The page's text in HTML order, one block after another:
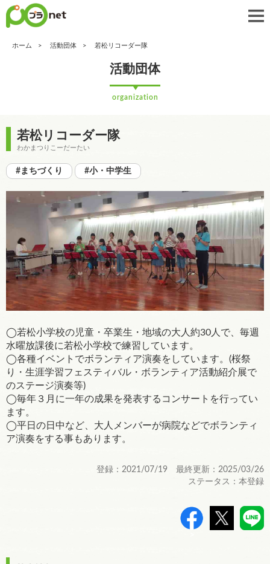
ホーム 活動団体 若松リコーダー隊
活動団体
organization
若松リコーダー隊
わかまつりこーだーたい
#まちづくり #小・中学生
◯若松小学校の児童・卒業生・地域の大人約30人で、毎週
水曜放課後に若松小学校で練習しています。
◯各種イベントでボランティア演奏をしています。(桜祭
り・生涯学習フェスティバル・ボランティア活動紹介展で
のステージ演奏等)
◯毎年３月に一年の成果を発表するコンサートを行ってい
ます。
◯平日の日中など、大人メンバーが病院などでボランティ
ア演奏をする事もあります。
登録：2021/07/19 最終更新：2025/03/26
ステータス：本登録